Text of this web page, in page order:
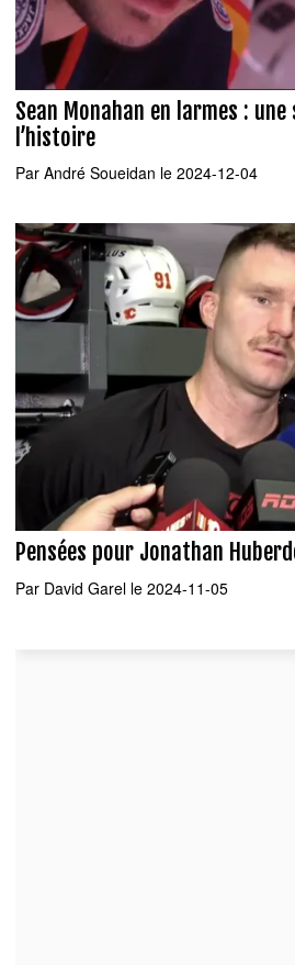
Sean Monahan en larmes :
l’histoire
Par André Soueidan le 2024-12-04
Pensées pour Jonathan
Par David Garel le 2024-11-05